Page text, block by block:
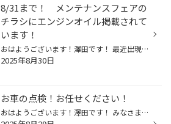
8/31まで！ メンテナンスフェアの
チラシにエンジンオイル掲載されて
います！
おはようございます！澤田です！ 最近出現率高いです！ 本日含めてあと2日しかないですが メンテナンスフェア開催中です！ チラシはこちら 1日5台限定 当社指定オイル（0W-20）が 当店通常価格5,480円（税込）→2,980円（税込） 交換工賃別途550円（税込） セール期間は残り2日ですが 皆様のご来店お...
2025年8月30日
お車の点検！お任せください！
おはようございます！澤田です！ みなさまタイヤの空気圧は定期的に点検されていますか？ パンクなどしていなくてもタイヤの中の空気は自然と抜けてしまします。 1か月で5％ほど自然低下するといわれています。 ※詳細はコチラから 当店の営業中であればいつでも無料で空気圧の点検を行っています！ ...